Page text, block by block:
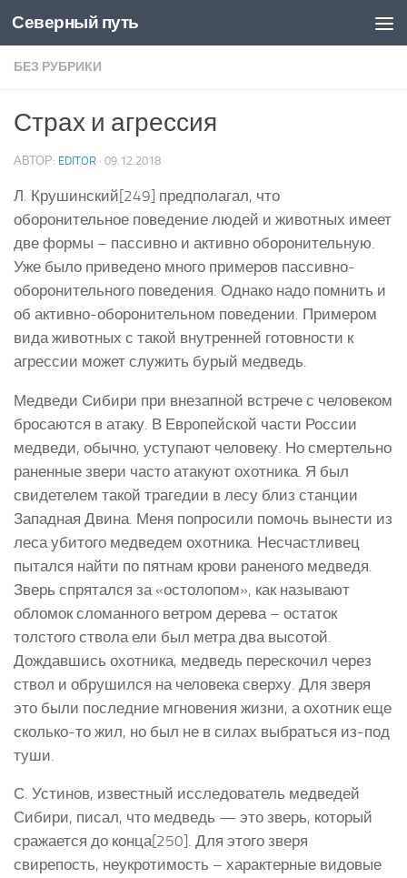
Skip to content
Северный путь
БЕЗ РУБРИКИ
Страх и агрессия
АВТОР: EDITOR · 09.12.2018
Л. Крушинский[249] предполагал, что
оборонительное поведение людей и животных имеет
две формы – пассивно и активно оборонительную.
Уже было приведено много примеров пассивно-
оборонительного поведения. Однако надо помнить и
об активно-оборонительном поведении. Примером
вида животных с такой внутренней готовности к
агрессии может служить бурый медведь.
Медведи Сибири при внезапной встрече с человеком
бросаются в атаку. В Европейской части России
медведи, обычно, уступают человеку. Но смертельно
раненные звери часто атакуют охотника. Я был
свидетелем такой трагедии в лесу близ станции
Западная Двина. Меня попросили помочь вынести из
леса убитого медведем охотника. Несчастливец
пытался найти по пятнам крови раненого медведя.
Зверь спрятался за «остолопом», как называют
обломок сломанного ветром дерева – остаток
толстого ствола ели был метра два высотой.
Дождавшись охотника, медведь перескочил через
ствол и обрушился на человека сверху. Для зверя
это были последние мгновения жизни, а охотник еще
сколько-то жил, но был не в силах выбраться из-под
туши.
С. Устинов, известный исследователь медведей
Сибири, писал, что медведь — это зверь, который
сражается до конца[250]. Для этого зверя
свирепость, неукротимость – характерные видовые